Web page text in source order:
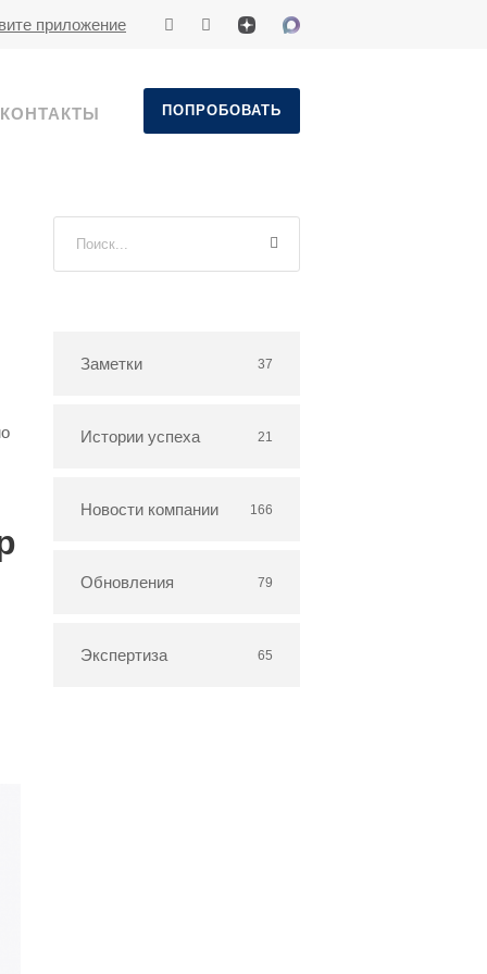
приложение
КОНТАКТЫ ПОПРОБОВАТЬ
Заметки 37
Истории успеха 21
Новости компании 166
Обновления 79
Экспертиза 65